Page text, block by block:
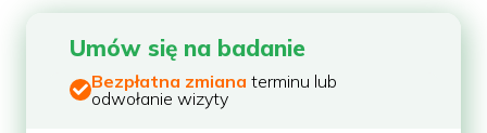
Umów się na badanie
Bezpłatna zmiana terminu lub
odwołanie wizyty